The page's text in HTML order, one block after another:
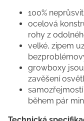
100%
ocelová
rohy z
velké, zipem
growboxy
zavěšení
během pár